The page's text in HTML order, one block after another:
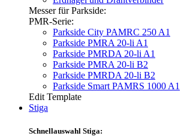
Messer für Parkside:
PMR-Serie:
Parkside City PAMRC 250 A1
Parkside PMRA 20-li A1
Parkside PMRDA 20-li A1
Parkside PMRA 20-li B2
Parkside PMRDA 20-li B2
Parkside Smart PAMRS 1000 A1
Edit Template
Stiga
Schnellauswahl Stiga: